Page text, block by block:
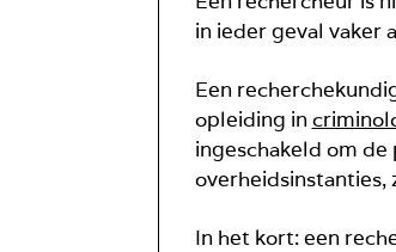
in ieder geval vaker
Een
opleiding in
ingeschakeld om
overheidsinstanties,
In het kort: een